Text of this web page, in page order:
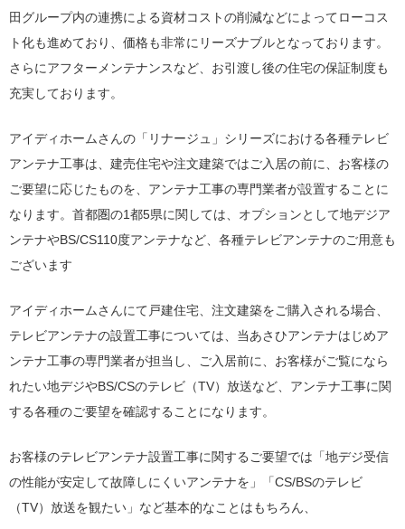
田グループ内の連携による資材コストの削減などによってローコス
ト化も進めており、価格も非常にリーズナブルとなっております。
さらにアフターメンテナンスなど、お引渡し後の住宅の保証制度も
充実しております。
アイディホームさんの「リナージュ」シリーズにおける各種テレビ
アンテナ工事は、建売住宅や注文建築ではご入居の前に、お客様の
ご要望に応じたものを、アンテナ工事の専門業者が設置することに
なります。首都圏の1都5県に関しては、オプションとして地デジア
ンテナやBS/CS110度アンテナなど、各種テレビアンテナのご用意も
ございます
アイディホームさんにて戸建住宅、注文建築をご購入される場合、
テレビアンテナの設置工事については、当あさひアンテナはじめア
ンテナ工事の専門業者が担当し、ご入居前に、お客様がご覧になら
れたい地デジやBS/CSのテレビ（TV）放送など、アンテナ工事に関
する各種のご要望を確認することになります。
お客様のテレビアンテナ設置工事に関するご要望では「地デジ受信
の性能が安定して故障しにくいアンテナを」「CS/BSのテレビ
（TV）放送を観たい」など基本的なことはもちろん、